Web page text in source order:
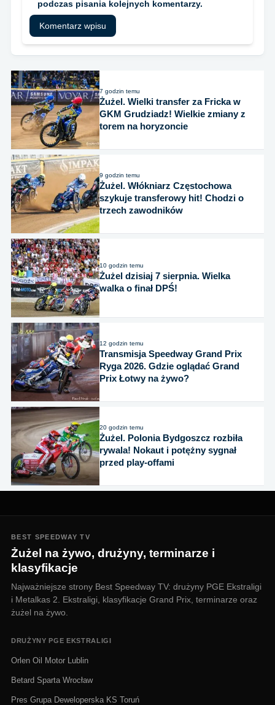
podczas pisania kolejnych komentarzy.
7 godzin temu
Żużel. Wielki transfer za Fricka w
GKM Grudziadz! Wielkie zmiany z
torem na horyzoncie
9 godzin temu
Żużel. Włókniarz Częstochowa
szykuje transferowy hit! Chodzi o
trzech zawodników
10 godzin temu
Żużel dzisiaj 7 sierpnia. Wielka
walka o finał DPŚ!
12 godzin temu
Transmisja Speedway Grand Prix
Ryga 2026. Gdzie oglądać Grand
Prix Łotwy na żywo?
20 godzin temu
Żużel. Polonia Bydgoszcz rozbiła
rywala! Nokaut i potężny sygnał
przed play-offami
BEST SPEEDWAY TV
Żużel na żywo, drużyny, terminarze i
klasyfikacje
Najważniejsze strony Best Speedway TV: drużyny PGE Ekstraligi
i Metalkas 2. Ekstraligi, klasyfikacje Grand Prix, terminarze oraz
żużel na żywo.
DRUŻYNY PGE EKSTRALIGI
Orlen Oil Motor Lublin
Betard Sparta Wrocław
Pres Grupa Deweloperska KS Toruń